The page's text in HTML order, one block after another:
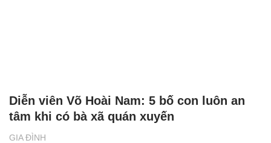
GIA ĐÌNH
Diễn viên Võ Hoài Nam: 5 bố con luôn an
tâm khi có bà xã quán xuyến